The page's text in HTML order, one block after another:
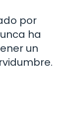
por
ha
un